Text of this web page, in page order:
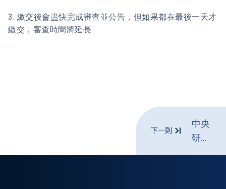
3. 繳交後會盡快完成審查並公告，但如果都在最後一天才
繳交，審查時間將延長
下一則
中央
研究